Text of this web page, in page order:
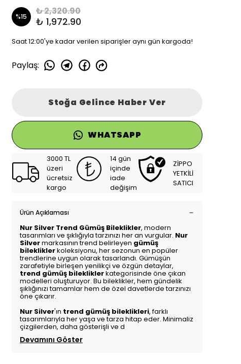
%15 ₺ 2,320.90
₺ 1,972.90
Saat 12:00'ye kadar verilen siparişler aynı gün kargoda!
Paylaş:
Stoğa Gelince Haber Ver
WHATSAPP
3000 TL
üzeri
ücretsiz
kargo
14 gün
içinde
iade
değişim
ZİPPO
YETKİLİ
SATICI
Ürün Açıklaması
Nur Silver Trend Gümüş Bileklikler, modern
tasarımları ve şıklığıyla tarzınızı her an vurgular. Nur
Silvermarkasının trend belirleyen gümüş
bilekliklerkoleksiyonu, her sezonun en popüler
trendlerine uygun olarak tasarlandı. Gümüşün
zarafetiyle birleşen yenilikçi ve özgün detaylar,
trend gümüş bilekliklerkategorisinde öne çıkan
modelleri oluşturuyor. Bu bileklikler, hem gündelik
şıklığınızı tamamlar hem de özel davetlerde tarzınızı
öne çıkarır.
Nur Silver'ın trend gümüş bileklikleri, farklı
tasarımlarıyla her yaşa ve tarza hitap eder. Minimaliz
çizgilerden, daha gösterişli ve d
Devamını Göster